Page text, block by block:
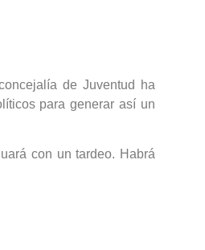
de Juventud ha
para generar así un
con un tardeo. Habrá